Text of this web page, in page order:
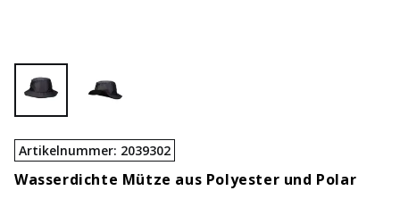
Artikelnummer: 2039302
Wasserdichte Mütze aus Polyester und Polar